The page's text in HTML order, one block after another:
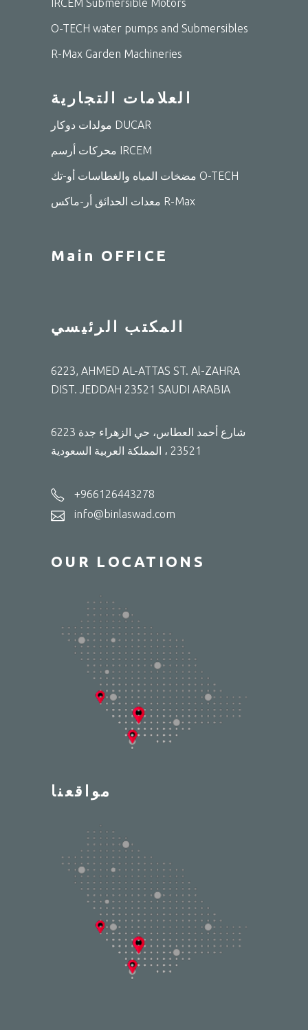
IRCEM Submersible Motors
O-TECH water pumps and Submersibles
R-Max Garden Machineries
العلامات التجارية
مولدات دوكار DUCAR
محركات أرسم IRCEM
مضخات المياه والغطاسات أو-تك O-TECH
معدات الحدائق أر-ماكس R-Max
Main OFFICE
المكتب الرئيسي
6223, AHMED AL-ATTAS ST. Al-ZAHRA
DIST. JEDDAH 23521 SAUDI ARABIA
6223 شارع أحمد العطاس، حي الزهراء جدة
23521 ، المملكة العربية السعودية
+966126443278
info@binlaswad.com
OUR LOCATIONS
مواقعنا